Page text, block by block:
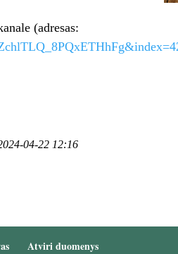
(adresas:
04-22 12:16
Atviri duomenys